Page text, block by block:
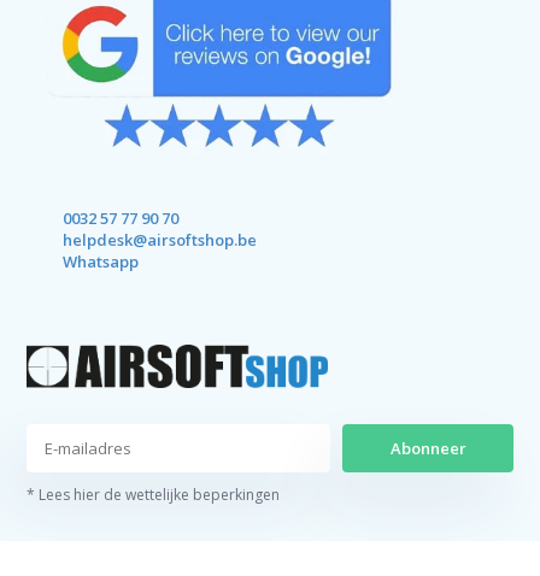
0032 57 77 90 70
helpdesk@airsoftshop.be
Whatsapp
Abonneer
* Lees hier de wettelijke beperkingen